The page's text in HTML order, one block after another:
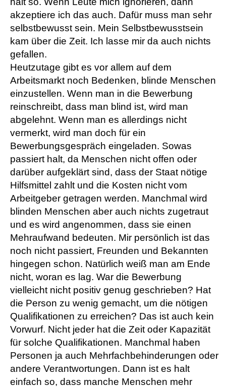
akzeptiere ich das auch. Dafür muss man sehr
selbstbewusst sein. Mein Selbstbewusstsein
kam über die Zeit. Ich lasse mir da auch nichts
gefallen.
Heutzutage gibt es vor allem auf dem
Arbeitsmarkt noch Bedenken, blinde Menschen
einzustellen. Wenn man in die Bewerbung
reinschreibt, dass man blind ist, wird man
abgelehnt. Wenn man es allerdings nicht
vermerkt, wird man doch für ein
Bewerbungsgespräch eingeladen. Sowas
passiert halt, da Menschen nicht offen oder
darüber aufgeklärt sind, dass der Staat nötige
Hilfsmittel zahlt und die Kosten nicht vom
Arbeitgeber getragen werden. Manchmal wird
blinden Menschen aber auch nichts zugetraut
und es wird angenommen, dass sie einen
Mehraufwand bedeuten. Mir persönlich ist das
noch nicht passiert, Freunden und Bekannten
hingegen schon. Natürlich weiß man am Ende
nicht, woran es lag. War die Bewerbung
vielleicht nicht positiv genug geschrieben? Hat
die Person zu wenig gemacht, um die nötigen
Qualifikationen zu erreichen? Das ist auch kein
Vorwurf. Nicht jeder hat die Zeit oder Kapazität
für solche Qualifikationen. Manchmal haben
Personen ja auch Mehrfachbehinderungen oder
andere Verantwortungen. Dann ist es halt
einfach so, dass manche Menschen mehr